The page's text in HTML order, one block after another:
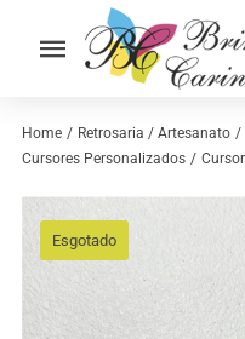
Toggle
Home
Loja
Categorias
Home Retrosaria / Artesanato
Cursores Personalizados
Esgotado